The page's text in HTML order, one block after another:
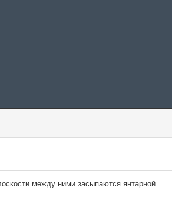
между ними засыпаются янтарной